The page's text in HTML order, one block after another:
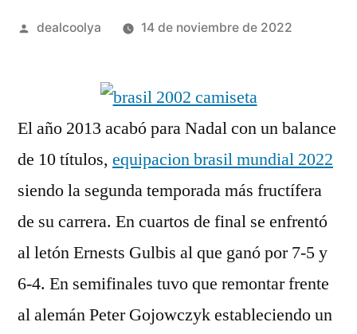
Publicado
dealcoolya 14 de noviembre de 2022
El año 2013 acabó para Nadal con un balance
de 10 títulos, equipacion brasil mundial 2022
siendo la segunda temporada más fructífera
de su carrera. En cuartos de final se enfrentó
al letón Ernests Gulbis al que ganó por 7-5 y
6-4. En semifinales tuvo que remontar frente
al alemán Peter Gojowczyk estableciendo un